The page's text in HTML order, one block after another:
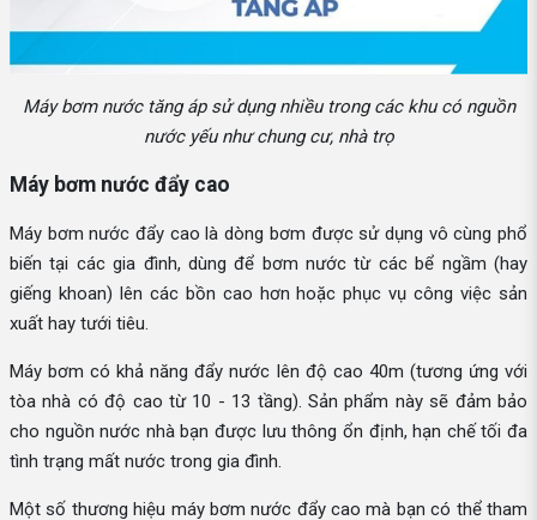
Máy bơm nước tăng áp sử dụng nhiều trong các khu có nguồn
nước yếu như chung cư, nhà trọ
Máy bơm nước đẩy cao
Máy bơm nước đẩy cao là dòng bơm được sử dụng vô cùng phổ
biến tại các gia đình, dùng để bơm nước từ các bể ngầm (hay
giếng khoan) lên các bồn cao hơn hoặc phục vụ công việc sản
xuất hay tưới tiêu.
Máy bơm có khả năng đẩy nước lên độ cao 40m (tương ứng với
tòa nhà có độ cao từ 10 - 13 tầng). Sản phẩm này sẽ đảm bảo
cho nguồn nước nhà bạn được lưu thông ổn định, hạn chế tối đa
tình trạng mất nước trong gia đình.
Một số thương hiệu máy bơm nước đẩy cao mà bạn có thể tham